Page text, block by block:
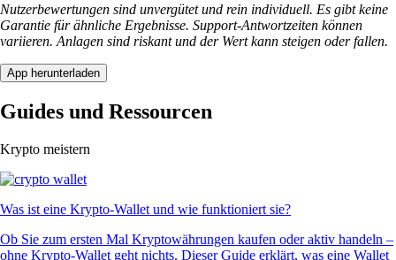
Nutzerbewertungen sind unvergütet und rein individuell. Es gibt keine
Garantie für ähnliche Ergebnisse. Support-Antwortzeiten können
variieren. Anlagen sind riskant und der Wert kann steigen oder fallen.
App herunterladen
Guides und Ressourcen
Krypto meistern
Was ist eine Krypto-Wallet und wie funktioniert sie?
Ob Sie zum ersten Mal Kryptowährungen kaufen oder aktiv handeln –
ohne Krypto-Wallet geht nichts. Dieser Guide erklärt, was eine Wallet